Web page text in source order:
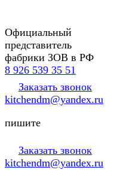
Официальный
представитель
фабрики ЗОВ в РФ
8 926 539 35 51
Заказать звонок
kitchendm@yandex.ru
пишите
Заказать звонок
kitchendm@yandex.ru